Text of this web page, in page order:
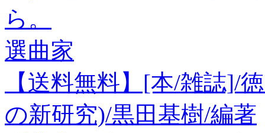
ら。
選曲家
【送料無料】[本/雑誌]/
の新研究)/黒田基樹/編著